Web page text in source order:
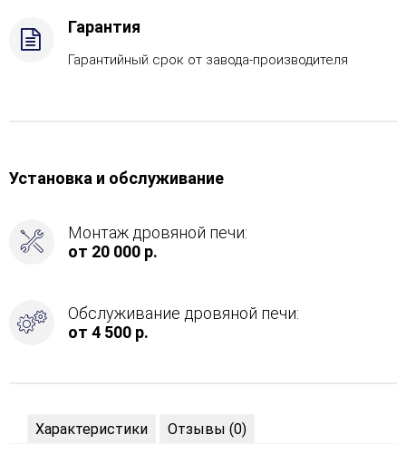
Гарантия
Гарантийный срок от завода-производителя
Установка и обслуживание
Монтаж дровяной печи:
от 20 000 р.
Обслуживание дровяной печи:
от 4 500 р.
Характеристики Отзывы (0)